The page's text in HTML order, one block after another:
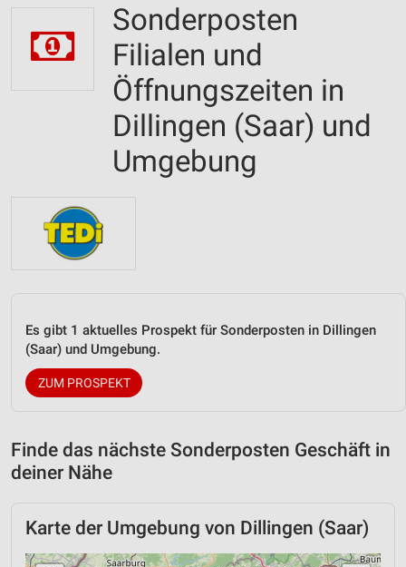
Sonderposten
Filialen und
Öffnungszeiten in
Dillingen (Saar) und
Umgebung
Es gibt 1 aktuelles Prospekt für Sonderposten in Dillingen
(Saar) und Umgebung.
ZUM PROSPEKT
Finde das nächste Sonderposten Geschäft in
deiner Nähe
Karte der Umgebung von Dillingen (Saar)